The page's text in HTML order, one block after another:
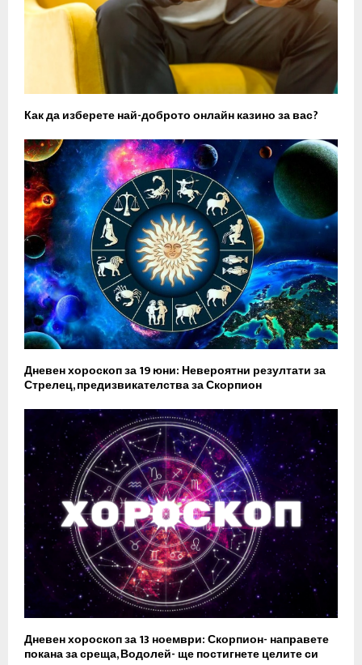
Как да изберете най-доброто онлайн казино за вас?
Дневен хороскоп за 19 юни: Невероятни резултати за
Стрелец, предизвикателства за Скорпион
Дневен хороскоп за 13 ноември: Скорпион- направете
покана за среща, Водолей- ще постигнете целите си